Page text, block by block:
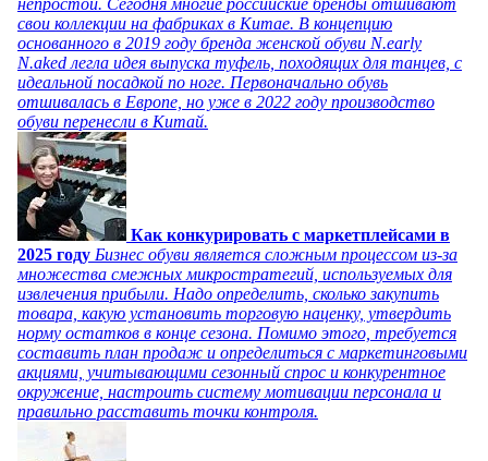
непростой. Сегодня многие российские бренды отшивают
свои коллекции на фабриках в Китае. В концепцию
основанного в 2019 году бренда женской обуви N.early
N.aked легла идея выпуска туфель, походящих для танцев, с
идеальной посадкой по ноге. Первоначально обувь
отшивалась в Европе, но уже в 2022 году производство
обуви перенесли в Китай.
Как конкурировать с маркетплейсами в
2025 году Бизнес обуви является сложным процессом из-за
множества смежных микростратегий, используемых для
извлечения прибыли. Надо определить, сколько закупить
товара, какую установить торговую наценку, утвердить
норму остатков в конце сезона. Помимо этого, требуется
составить план продаж и определиться с маркетинговыми
акциями, учитывающими сезонный спрос и конкурентное
окружение, настроить систему мотивации персонала и
правильно расставить точки контроля.